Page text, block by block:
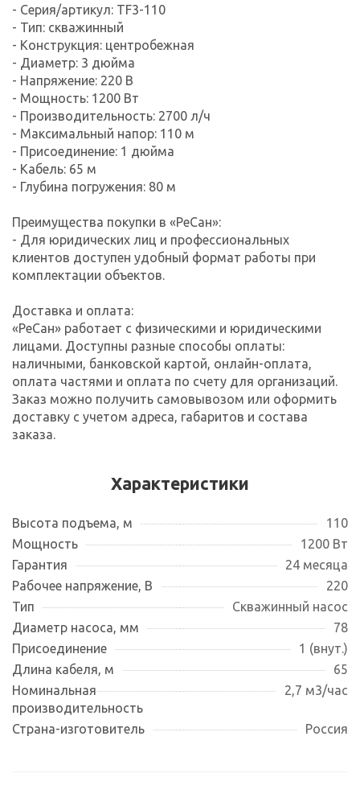
- Серия/артикул: TF3-110
- Тип: скважинный
- Конструкция: центробежная
- Диаметр: 3 дюйма
- Напряжение: 220 В
- Мощность: 1200 Вт
- Производительность: 2700 л/ч
- Максимальный напор: 110 м
- Присоединение: 1 дюйма
- Кабель: 65 м
- Глубина погружения: 80 м
Преимущества покупки в «РеСан»:
- Для юридических лиц и профессиональных
клиентов доступен удобный формат работы при
комплектации объектов.
Доставка и оплата:
«РеСан» работает с физическими и юридическими
лицами. Доступны разные способы оплаты:
наличными, банковской картой, онлайн-оплата,
оплата частями и оплата по счету для организаций.
Заказ можно получить самовывозом или оформить
доставку с учетом адреса, габаритов и состава
заказа.
Характеристики
Высота подъема, м
110
Мощность
1200 Вт
Гарантия
24 месяца
Рабочее напряжение, В
220
Тип
Скважинный насос
Диаметр насоса, мм
78
Присоединение
1 (внут.)
Длина кабеля, м
65
Номинальная
производительность
2,7 м3/час
Страна-изготовитель Россия